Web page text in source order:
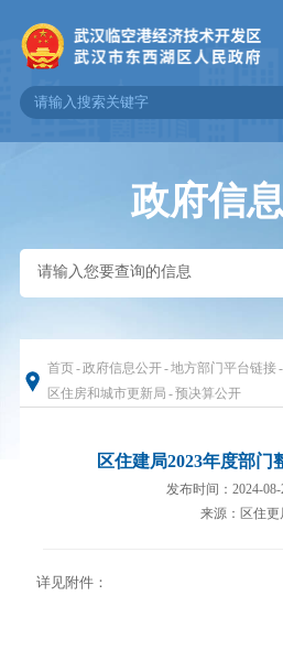
政府信
首页-政府信息公开-地方部门平台链接-
区住房和城市更新局 -预决算公开
区住建局2023年度部门
发布时间：2024-08-
来源：区住更
详见附件：